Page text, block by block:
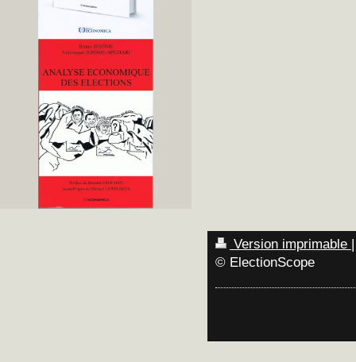
Version imprimable |
© ElectionScope